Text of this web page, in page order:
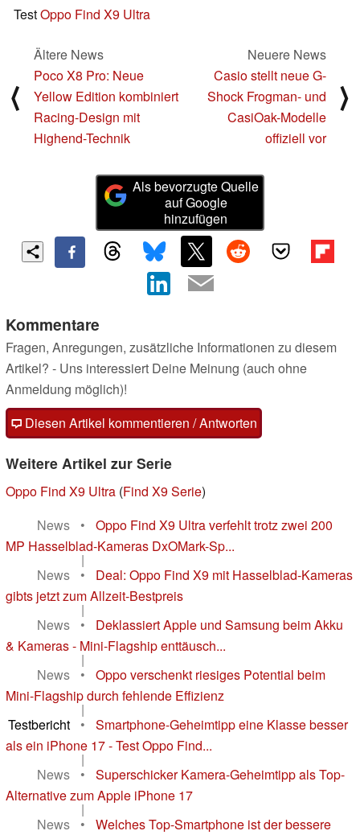
TestOppo Find X9 Ultra
⟨
Ältere News
Poco X8 Pro: Neue
Yellow Edition kombiniert
Racing-Design mit
Highend-Technik
Neuere News
Casio stellt neue G-
Shock Frogman- und
CasiOak-Modelle
offiziell vor
⟩
Als bevorzugte Quelle
auf Google
hinzufügen
Kommentare
Fragen, Anregungen, zusätzliche Informationen zu diesem
Artikel? - Uns interessiert Deine Meinung (auch ohne
Anmeldung möglich)!
Diesen Artikel kommentieren / Antworten
Weitere Artikel zur Serie
Oppo Find X9 Ultra (Find X9 Serie)
News
•
Oppo Find X9 Ultra verfehlt trotz zwei 200
MP Hasselblad-Kameras DxOMark-Sp...
|
News
•
Deal: Oppo Find X9 mit Hasselblad-Kameras
gibts jetzt zum Allzeit-Bestpreis
|
News
•
Deklassiert Apple und Samsung beim Akku
& Kameras - Mini-Flagship enttäusch...
|
News
•
Oppo verschenkt riesiges Potential beim
Mini-Flagship durch fehlende Effizienz
|
Testbericht
•
Smartphone-Geheimtipp eine Klasse besser
als ein iPhone 17 - Test Oppo Find...
|
News
•
Superschicker Kamera-Geheimtipp als Top-
Alternative zum Apple iPhone 17
|
News
•
Welches Top-Smartphone ist der bessere